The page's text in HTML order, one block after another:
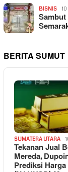
BISNIS
BERITA SUMUT
SUMATERA UTARA
Tekanan Jual
Mereda,
Prediksi